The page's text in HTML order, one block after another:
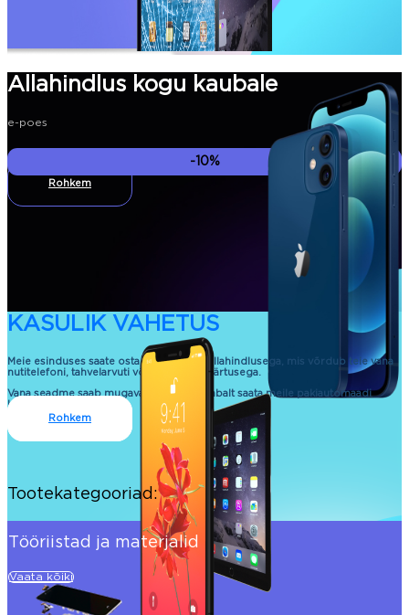
Allahindlus kogu kaubale
e-poes
-10%
Rohkem
KASULIK VAHETUS
Meie esinduses saate osta uue seadme allahindlusega, mis võrdub teie vana
nutitelefoni, tahvelarvuti või sülearvuti väärtusega.
Vana seadme saab mugavalt ja kontaktivabalt saata meile pakiautomaadi
kaudu.
Rohkem
Tootekategooriad:
Tööriistad ja materjalid
Vaata kõiki